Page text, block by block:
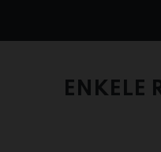
ENKELE